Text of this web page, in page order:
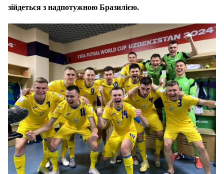
зійдеться з надпотужною Бразилією.